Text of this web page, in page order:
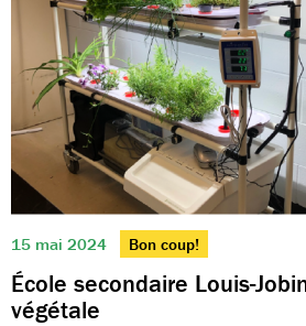
15 mai 2024 Bon coup!
École secondaire Louis-
végétale